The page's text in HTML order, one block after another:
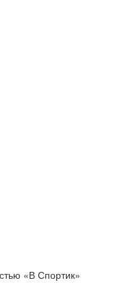
«В Спортик»